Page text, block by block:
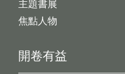
開卷有益
主題書展
焦點人物